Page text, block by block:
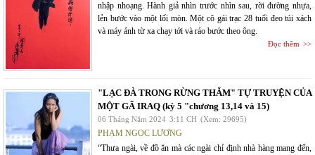
nhập nhoạng. Hành giả nhìn trước nhìn sau, rời đường nhựa,
lẻn bước vào một lối mòn. Một cô gái trạc 28 tuổi đeo túi xách
và máy ảnh từ xa chạy tới và rảo bước theo ông.
Đọc thêm
"LẠC ĐÀ TRONG RỪNG THẲM" TỰ TRUYỆN CỦA
MỘT GÃ IRAQ (kỳ 5 "chương 13,14 và 15)
06 Tháng Năm 2024 3:11 CH (Xem: 29695)
PHẠM NGỌC LƯƠNG
“Thưa ngài, về đồ ăn mà các ngài chỉ định nhà hàng mang đến,